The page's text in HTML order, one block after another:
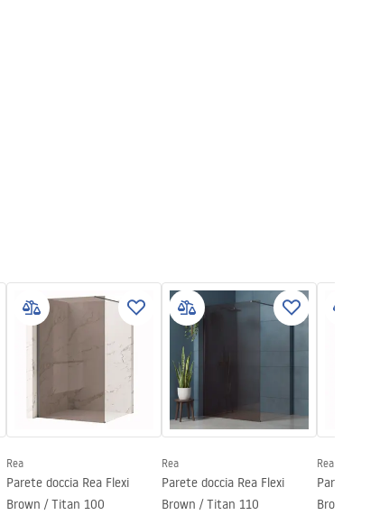
Rea
Parete doccia Rea Flexi
Brown / Titan 100
Rea
Parete doccia Rea Flexi
Brown / Titan 110
Rea
Parete
Brown /